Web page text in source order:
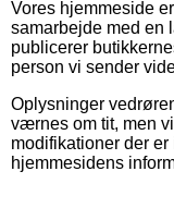
Vores hjemmeside
samarbejde med en
publicerer
person vi sender
Oplysninger
værnes om tit, men
modifikationer der
hjemmesidens